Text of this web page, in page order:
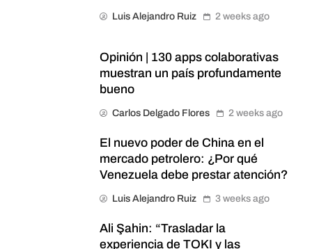
Luis Alejandro Ruiz 2 weeks ago
Opinión | 130 apps colaborativas
muestran un país profundamente
bueno
Carlos Delgado Flores 2 weeks ago
El nuevo poder de China en el
mercado petrolero: ¿Por qué
Venezuela debe prestar atención?
Luis Alejandro Ruiz 3 weeks ago
Ali Şahin: “Trasladar la
experiencia de TOKI y las